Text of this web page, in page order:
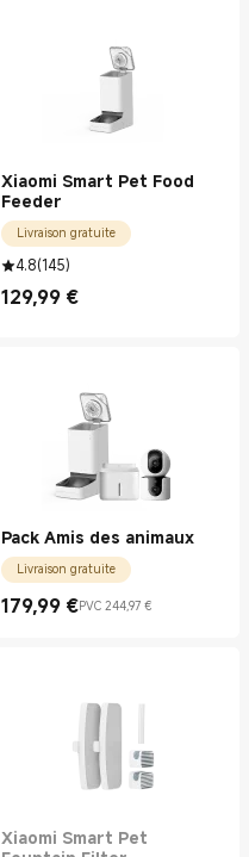
Xiaomi Smart Pet Food
Feeder
Livraison gratuite
4.8(145)
129,99 €
Current Price €129.99
Pack Amis des animaux
Livraison gratuite
179,99 €
Current Price €179.99
PVC 244,97 €
Prix de vente 244,97 €
Xiaomi Smart Pet